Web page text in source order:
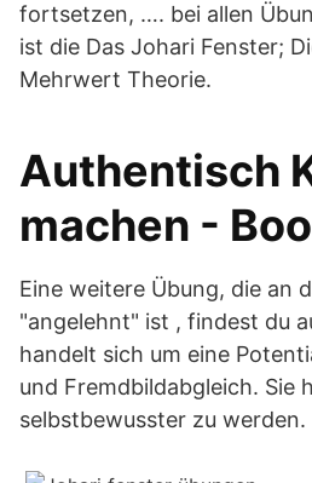
fortsetzen, …. bei allen
ist die Das Johari Fenster;
Mehrwert Theorie.
Authentisch
machen -
Eine weitere Übung, die an
"angelehnt" ist , findest du
handelt sich um eine
und Fremdbildabgleich. Sie
selbstbewusster zu werden.